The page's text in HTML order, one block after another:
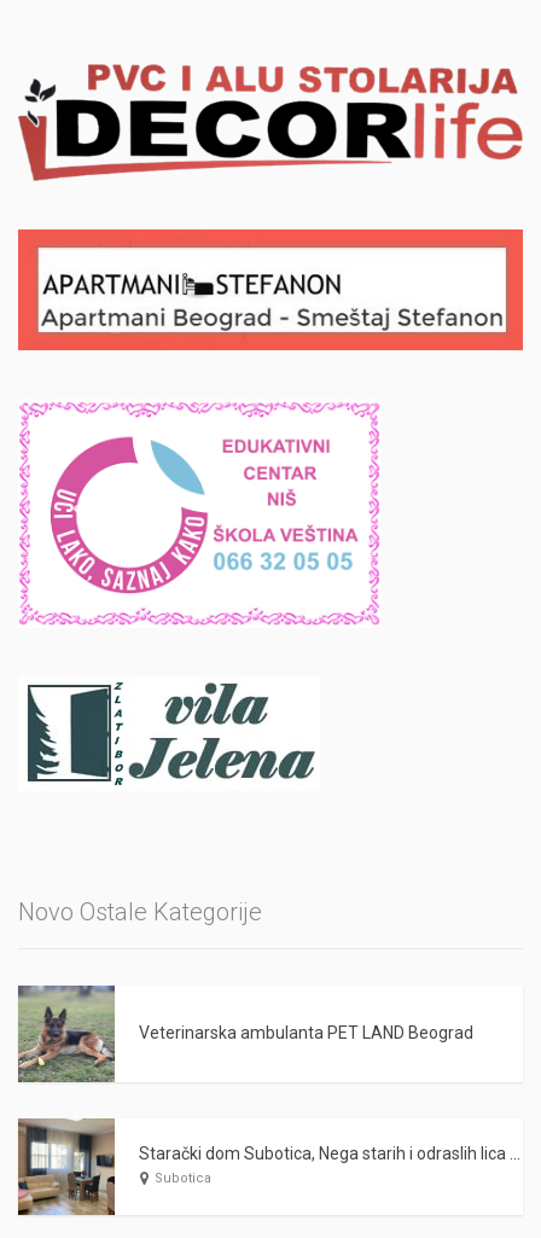
Novo Ostale Kategorije
Veterinarska ambulanta PET LAND Beograd
Subotica